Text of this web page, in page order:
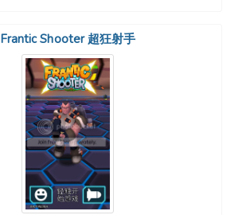
Frantic Shooter 超狂射手